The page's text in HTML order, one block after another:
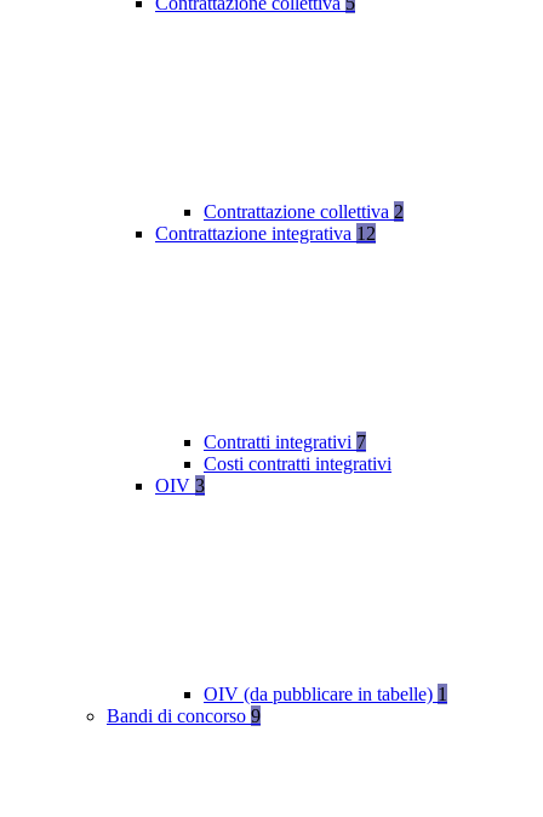
Contrattazione collettiva 2
Contrattazione integrativa 12
Contratti integrativi 7
Costi contratti integrativi
OIV 3
OIV (da pubblicare in tabelle) 1
Bandi di concorso 9